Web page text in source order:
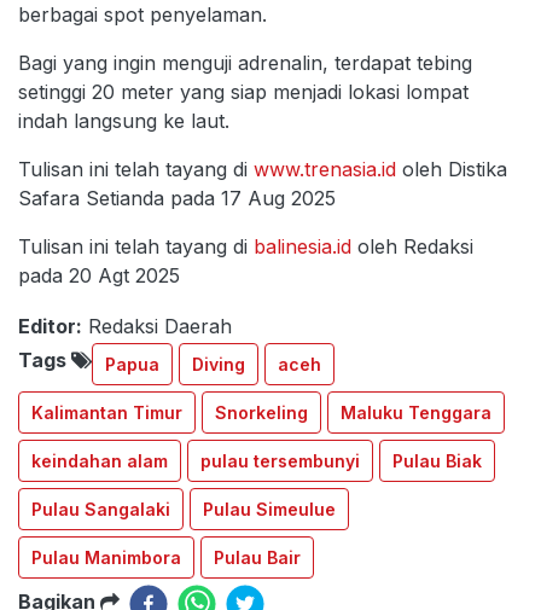
berbagai spot penyelaman.
Bagi yang ingin menguji adrenalin, terdapat tebing
setinggi 20 meter yang siap menjadi lokasi lompat
indah langsung ke laut.
Tulisan ini telah tayang di www.trenasia.id oleh Distika
Safara Setianda pada 17 Aug 2025
Tulisan ini telah tayang di balinesia.id oleh Redaksi
pada 20 Agt 2025
Editor: Redaksi Daerah
Tags
Papua Diving aceh
Kalimantan Timur Snorkeling Maluku Tenggara
keindahan alam pulau tersembunyi Pulau Biak
Pulau Sangalaki Pulau Simeulue
Pulau Manimbora Pulau Bair
Bagikan